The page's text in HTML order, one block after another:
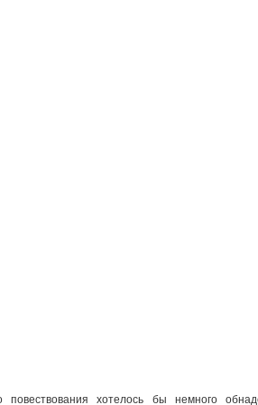
повествования хотелось бы немного